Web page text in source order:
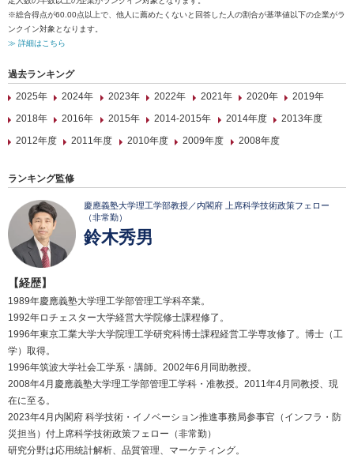
※総合得点が60.00点以上で、他人に薦めたくないと回答した人の割合が基準値以下の企業がラ
ンクイン対象となります。
≫ 詳細はこちら
過去ランキング
2025年
2024年 2023年 2022年 2021年 2020年
2019年
2018年
2016年 2015年 2014-2015年 2014年度
2013年度
2012年度
2011年度 2010年度 2009年度 2008年度
ランキング監修
慶應義塾大学理工学部教授／内閣府 上席科学技術政策フェロー
（非常勤）
鈴木秀男
【経歴】
1989年慶應義塾大学理工学部管理工学科卒業。
1992年ロチェスター大学経営大学院修士課程修了。
1996年東京工業大学大学院理工学研究科博士課程経営工学専攻修了。博士（工
学）取得。
1996年筑波大学社会工学系・講師。2002年6月同助教授。
2008年4月慶應義塾大学理工学部管理工学科・准教授。2011年4月同教授、現
在に至る。
2023年4月内閣府 科学技術・イノベーション推進事務局参事官（インフラ・防
災担当）付上席科学技術政策フェロー（非常勤）
研究分野は応用統計解析、品質管理、マーケティング。